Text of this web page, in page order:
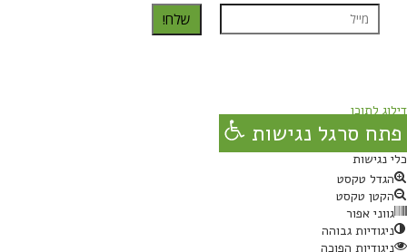
שלח!
דילוג לתוכן
פתח סרגל נגישות
כלי נגישות
הגדל טקסט
הקטן טקסט
גווני אפור
ניגודיות גבוהה
ניגודיות הפוכה